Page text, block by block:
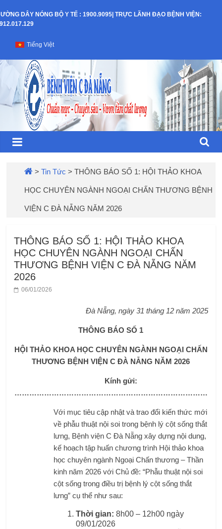
to
DÂY NÓNG BỘ Y TẾ : 1900.9095| TRỰC LÃNH ĐẠO BỆNH VIỆN:
Bệnh
Viện
C
TP
Đà
Nẵng
Tiếng Việt
>Tin Tức >THÔNG BÁO SỐ 1: HỘI THẢO KHOA
HỌC CHUYÊN NGÀNH NGOẠI CHẤN THƯƠNG BỆNH
VIỆN C ĐÀ NẴNG NĂM 2026
THÔNG BÁO SỐ 1: HỘI THẢO KHOA
HỌC CHUYÊN NGÀNH NGOẠI CHẤN
THƯƠNG BỆNH VIỆN C ĐÀ NẴNG NĂM
2026
06/01/2026
Đà Nẵng, ngày 31 tháng 12 năm 2025
THÔNG BÁO SỐ 1
HỘI THẢO KHOA HỌC CHUYÊN NGÀNH NGOẠI CHẤN
THƯƠNG BỆNH VIỆN C ĐÀ NẴNG NĂM 2026
Kính gửi:
……………………………………………………………………
Với mục tiêu cập nhật và trao đổi kiến thức mới
về phẫu thuật nội soi trong bệnh lý cột sống thắt
lưng, Bệnh viện C Đà Nẵng xây dựng nội dung,
kế hoạch tập huấn chương trình Hội thảo khoa
học chuyên ngành Ngoại Chấn thương – Thần
kinh năm 2026 với Chủ đề: “Phẫu thuật nội soi
cột sống trong điều trị bệnh lý cột sống thắt
lưng” cụ thể như sau:
Thời gian:8h00 – 12h00 ngày
09/01/2026